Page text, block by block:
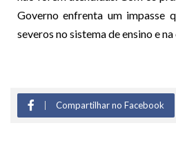
Governo enfrenta um impasse
severos no sistema de ensino e
Compartilhar no Facebook